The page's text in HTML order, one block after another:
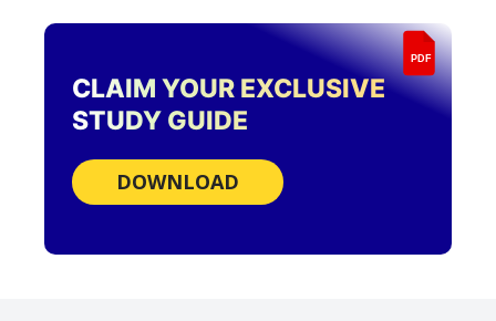
PDF
CLAIM YOUR EXCLUSIVE
STUDY GUIDE
DOWNLOAD